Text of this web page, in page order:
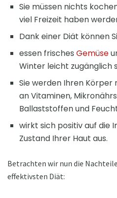
Sie müssen nichts
viel Freizeit haben
Dank einer Diät können
essen frisches Gemüse
Winter leicht zugänglich
Sie werden Ihren
an Vitaminen,
Ballaststoffen und
wirkt sich positiv auf die
Zustand Ihrer Haut aus.
Betrachten wir nun die
effektivsten Diät: